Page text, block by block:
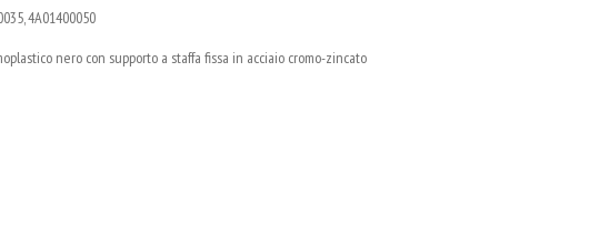
4A01400050
nero con supporto a staffa fissa in acciaio cromo-zincato